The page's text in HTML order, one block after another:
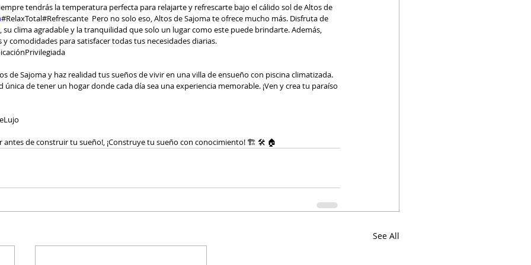
tendrás la temperatura perfecta para relajarte y refrescarte bajo el cálido sol de Altos de
#RelaxTotal#Refrescante  Pero no solo eso, Altos de Sajoma te ofrece mucho más. Disfruta de
su clima agradable y la tranquilidad que solo un lugar como este puede brindarte. Además,
comodidades para satisfacer todas tus necesidades diarias.
de tener un hogar donde cada día sea una experiencia memorable. ¡Ven y crea tu paraíso
antes de construir tu sueño!, ¡Construye tu sueño con conocimiento! 🏗 🛠 🏠
See All